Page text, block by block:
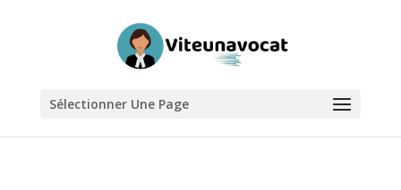
Sélectionner Une Page